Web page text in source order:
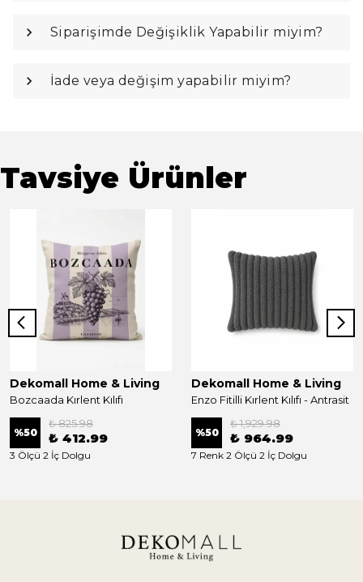
Siparişimde Değişiklik Yapabilir miyim?
İade veya değişim yapabilir miyim?
Tavsiye Ürünler
Dekomall Home & Living
Bozcaada Kırlent Kılıfı
%50
₺ 825.98
₺ 412.99
3 Ölçü 2 İç Dolgu
Dekomall Home & Living
Enzo Fitilli Kırlent Kılıfı - Antrasit
%50
₺ 1,929.98
₺ 964.99
7 Renk 2 Ölçü 2 İç Dolgu